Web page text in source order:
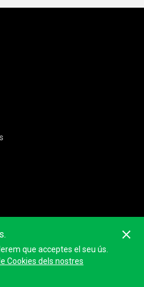
que acceptes el seu ús.
Cookies dels nostres